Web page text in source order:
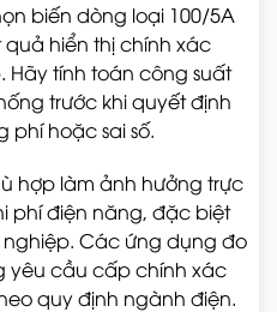
biến dòng loại 100/5A
hiển thị chính xác
tính toán công suất
trước khi quyết định
phí hoặc sai số.
hợp làm ảnh hưởng trực
phí điện năng, đặc biệt
Các ứng dụng đo
yêu cầu cấp chính xác
quy định ngành điện.